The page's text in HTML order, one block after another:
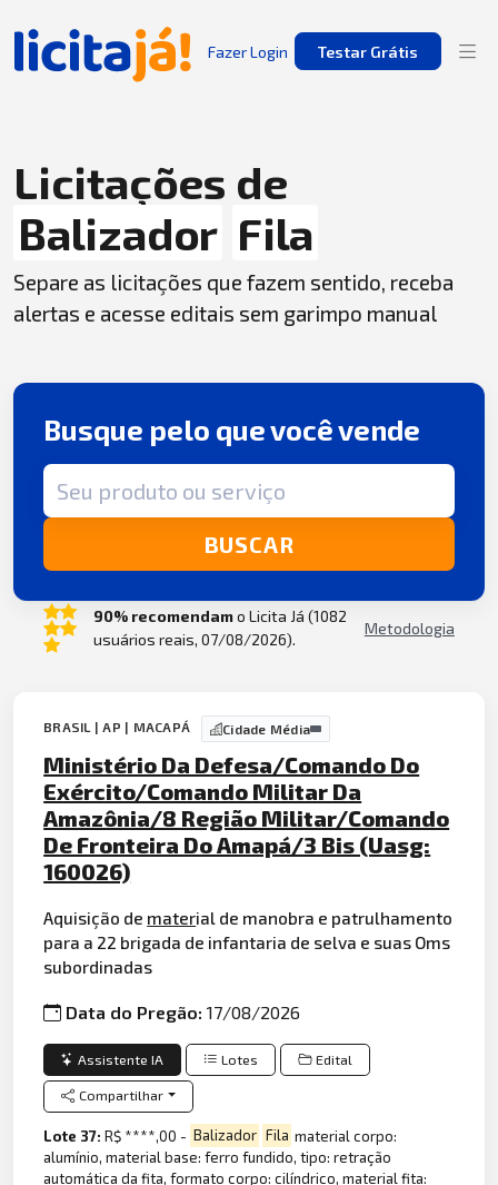
Fazer Login Testar Grátis
Licitações de
Balizador Fila
Separe as licitações que fazem sentido, receba
alertas e acesse editais sem garimpo manual
Busque pelo que você vende
Termo de busca
BUSCAR
90% recomendamo Licita Já (1082
usuários reais, 07/08/2026).
Metodologia
BRASIL | AP | MACAPÁ Cidade Média
Ministério Da Defesa/Comando Do
Exército/Comando Militar Da
Amazônia/8 Região Militar/Comando
De Fronteira Do Amapá/3 Bis (Uasg:
160026)
Aquisição de material de manobra e patrulhamento
para a 22 brigada de infantaria de selva e suas Oms
subordinadas
Data do Pregão:17/08/2026
Assistente IA Lotes Edital
Compartilhar
Lote 37:R$ ****,00 - Balizador Fila material corpo:
alumínio, material base: ferro fundido, tipo: retração
automática da fita, formato corpo: cilíndrico, material fita: